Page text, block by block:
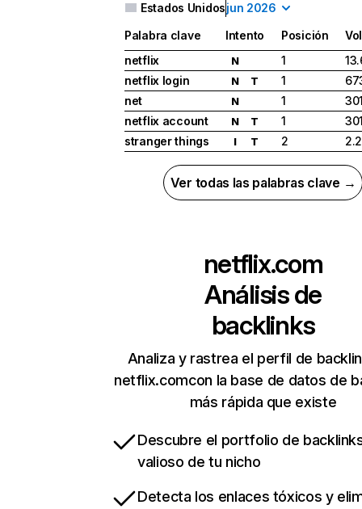
Estados Unidosjun 2026
Palabra clave Intento Posición
netflix
N 1
netflix login
N T 1
net
N 1
netflix account
N T 1
stranger things
I T 2
Ver todas las palabras clave →
netflix.com
Análisis de
backlinks
Analiza y rastrea el perfil de
netflix.comcon la base de datos de
más rápida que existe
Descubre el portfolio de
valioso de tu nicho
Detecta los enlaces tóxicos y